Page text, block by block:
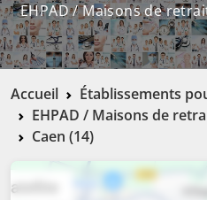
EHPAD / Maisons de
Accueil
Établissements
EHPAD / Maisons de
Caen (14)